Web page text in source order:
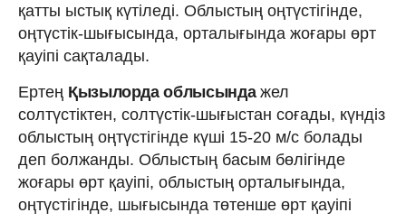
қатты ыстық күтіледі. Облыстың оңтүстігінде,
оңтүстік-шығысында, орталығында жоғары өрт
қауіпі сақталады.
Ертең Қызылорда облысындажел
солтүстіктен, солтүстік-шығыстан соғады, күндіз
облыстың оңтүстігінде күші 15-20 м/с болады
деп болжанды. Облыстың басым бөлігінде
жоғары өрт қауіпі, облыстың орталығында,
оңтүстігінде, шығысында төтенше өрт қауіпі